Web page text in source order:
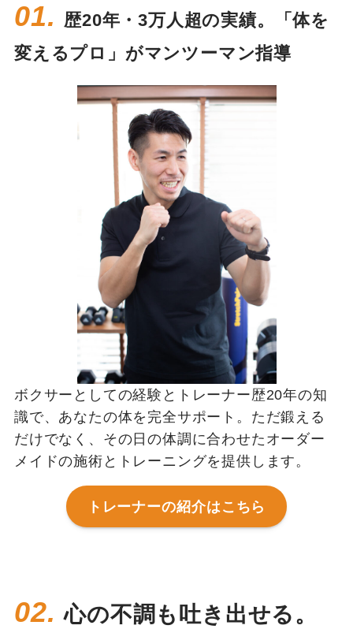
01. 歴20年・3万人超の実績。「体を
変えるプロ」がマンツーマン指導
ボクサーとしての経験とトレーナー歴20年の知
識で、あなたの体を完全サポート。ただ鍛える
だけでなく、その日の体調に合わせたオーダー
メイドの施術とトレーニングを提供します。
トレーナーの紹介はこちら
02. 心の不調も吐き出せる。